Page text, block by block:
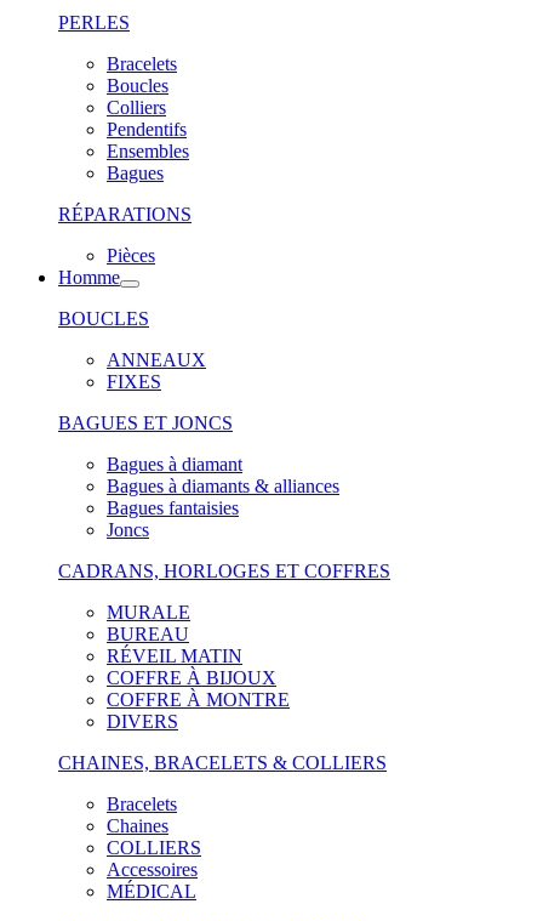
PERLES
Bracelets
Boucles
Colliers
Pendentifs
Ensembles
Bagues
RÉPARATIONS
Pièces
Homme
BOUCLES
ANNEAUX
FIXES
BAGUES ET JONCS
Bagues à diamant
Bagues à diamants & alliances
Bagues fantaisies
Joncs
CADRANS, HORLOGES ET COFFRES
MURALE
BUREAU
RÉVEIL MATIN
COFFRE À BIJOUX
COFFRE À MONTRE
DIVERS
CHAINES, BRACELETS & COLLIERS
Bracelets
Chaines
COLLIERS
Accessoires
MÉDICAL